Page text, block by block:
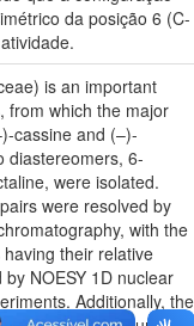
da posição 6 (C-
is an important
from which the major
cassine and (–)-
diastereomers, 6-
were isolated.
were resolved by
with the
their relative
NOESY 1D nuclear
Additionally, the